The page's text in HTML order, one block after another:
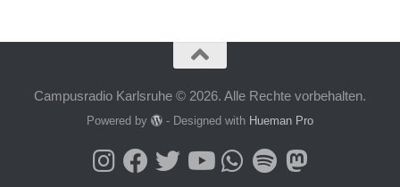
Campusradio Karlsruhe © 2026. Alle Rechte vorbehalten.
Powered by - Designed with Hueman Pro